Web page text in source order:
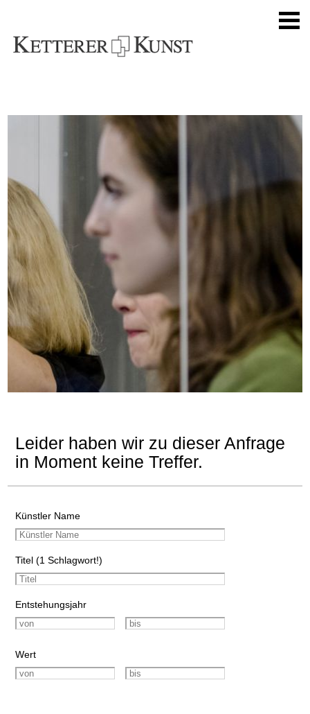
Leider haben wir zu dieser Anfrage
in Moment keine Treffer.
Künstler Name
Titel (1 Schlagwort!)
Entstehungsjahr
Wert